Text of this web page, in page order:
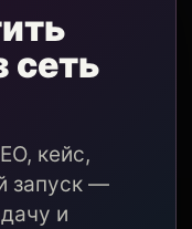
сеть
кейс,
запуск —
и